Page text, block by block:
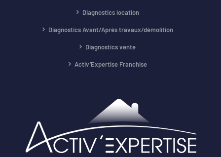
Diagnostics location
Diagnostics Avant/Après travaux/démolition
Diagnostics vente
Activ’Expertise Franchise